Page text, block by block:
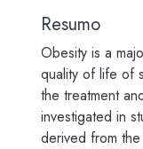
Resumo
Obesity is a
quality of life of
the treatment
investigated in
derived from